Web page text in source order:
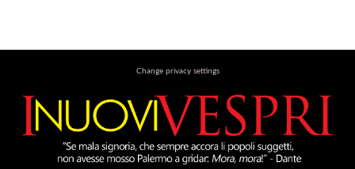
Change privacy settings